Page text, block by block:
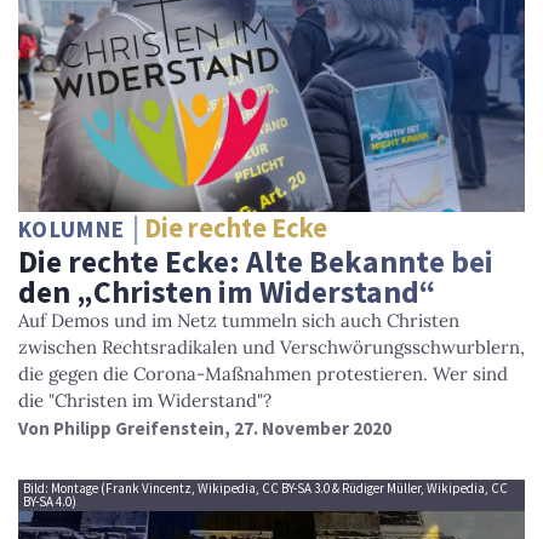
KOLUMNE Die rechte Ecke
Die rechte Ecke: Alte Bekannte bei
den „Christen im Widerstand“
Auf Demos und im Netz tummeln sich auch Christen
zwischen Rechtsradikalen und Verschwörungsschwurblern,
die gegen die Corona-Maßnahmen protestieren. Wer sind
die "Christen im Widerstand"?
Von Philipp Greifenstein, 27. November 2020
Bild: Montage (Frank Vincentz, Wikipedia, CC BY-SA 3.0 & Rüdiger Müller, Wikipedia, CC
BY-SA 4.0)